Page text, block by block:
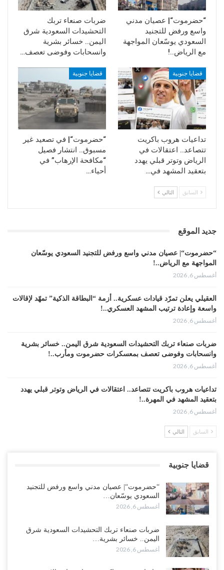
“حضرموت“| عصيان مدني
واسع ورفض للتجنيد
السعودي يوسّعان المواجهة
مع الرياض..!
ضربات صنعاء تربك
التحشيدات السعودية شرق
اليمن.. خسائر بشرية
وانسحابات وفوضى تعصف…
قضايا جنوبية
تداعيات هروب باكريت
تتصاعد.. اعتقالات في
الرياض وتوتر قبلي يهدد
بتعقيد المشهد في…
قضايا جنوبية
“حضرموت“| في تصعيد غير
مسبوق.. انتشار فصيل
“مكافحة الإرهاب” في
أحياء…
السابق التالي
جديد الموقع
“حضرموت“| عصيان مدني واسع ورفض للتجنيد السعودي يوسّعان
المواجهة مع الرياض..!
أغسطس 6, 2026
العقيلي يعلن تمرّد قيادات عسكرية.. أزمة “البطاقة الذكية” تمهّد لإقالات
واسعة وإعادة ترتيب المشهد العسكري..!
أغسطس 6, 2026
ضربات صنعاء تربك التحشيدات السعودية شرق اليمن.. خسائر بشرية
وانسحابات وفوضى تعصف بمعسكرات حضرموت ومأرب..!
أغسطس 6, 2026
تداعيات هروب باكريت تتصاعد.. اعتقالات في الرياض وتوتر قبلي يهدد
بتعقيد المشهد في المهرة..!
أغسطس 6, 2026
“حضرموت“| في تصعيد غير مسبوق.. انتشار فصيل “مكافحة الإرهاب”
للسعودية بشأن النفط..!
أغسطس 6, 2026
“تقرير“| عرب جورنال: استقالة مدير مكتب العليمي.. هل دخلت سلطة
الرئاسي مرحلة التفكك المؤسسي..!
أغسطس 5, 2026
السابق التالي
قضايا جنوبية
“حضرموت“| عصيان مدني واسع ورفض للتجنيد
السعودي يوسّعان…
أغسطس 6, 2026
ضربات صنعاء تربك التحشيدات السعودية شرق
اليمن.. خسائر بشرية…
أغسطس 6, 2026